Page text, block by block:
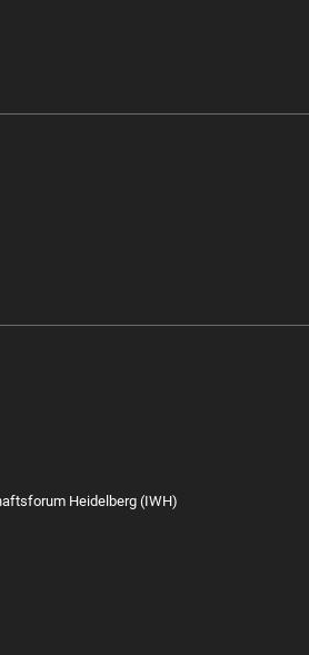
Heidelberg (IWH)